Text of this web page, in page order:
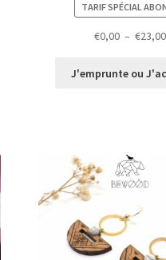
TARIF SPÉCIAL
€0,00 – €23,00
J'emprunte ou